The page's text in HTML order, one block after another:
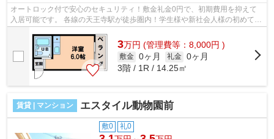
オートロック付で安心のセキュリティ！敷金礼金0円で、初期費用を抑えて
入居可能です。 各線の天王寺駅が徒歩圏内！学生様や新社会人様の初めての
一人暮らしにオススメです。 ■□■□■□...
3万円 (管理費等：8,000円 )
敷金 0ヶ月 礼金 0ヶ月
3階 / 1R / 14.25㎡
賃貸 | マンション エスタイル動物園前
敷0 礼0